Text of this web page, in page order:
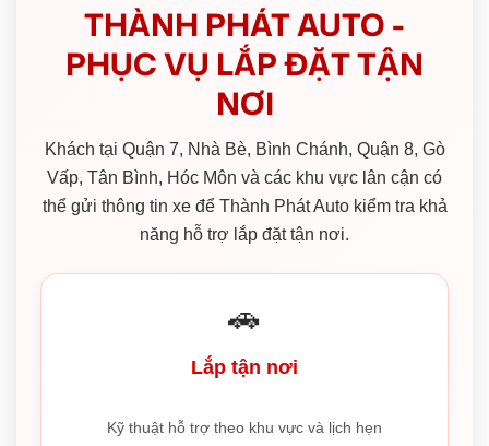
THÀNH PHÁT AUTO -
PHỤC VỤ LẮP ĐẶT TẬN
NƠI
Khách tại Quận 7, Nhà Bè, Bình Chánh, Quận 8, Gò
Vấp, Tân Bình, Hóc Môn và các khu vực lân cận có
thể gửi thông tin xe để Thành Phát Auto kiểm tra khả
năng hỗ trợ lắp đặt tận nơi.
🚗
Lắp tận nơi
Kỹ thuật hỗ trợ theo khu vực và lịch hẹn